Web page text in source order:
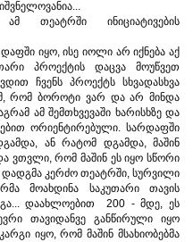
თეატრში ინიციატივების
იყო, ისე იოლი არ იქნება აქ
პროექტის დაცვა მოუწვეთ
ჩვენს პროექტს სხვადასხვა
რომ ბოროტი ვარ და არ მინდა
ამ შემთხვევაში ხარისხზე და
ორიენტირებული. სარდაფში
ან რატომ დგამდა, მაშინ
ვთვლი, რომ მაშინ ეს იყო სწორი
დადგმა კერძო თეატრში, სურვილი
მოახდინა საკუთარი თავის
დაახლოებით 200 - მდე, ეს
თავიდანვე განწირული იყო
იყო, რომ მაშინ მსახიობებმა